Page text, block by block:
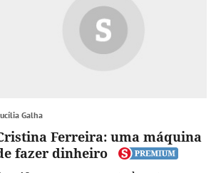
Galha
Ferreira: uma máquina
fazer dinheiro